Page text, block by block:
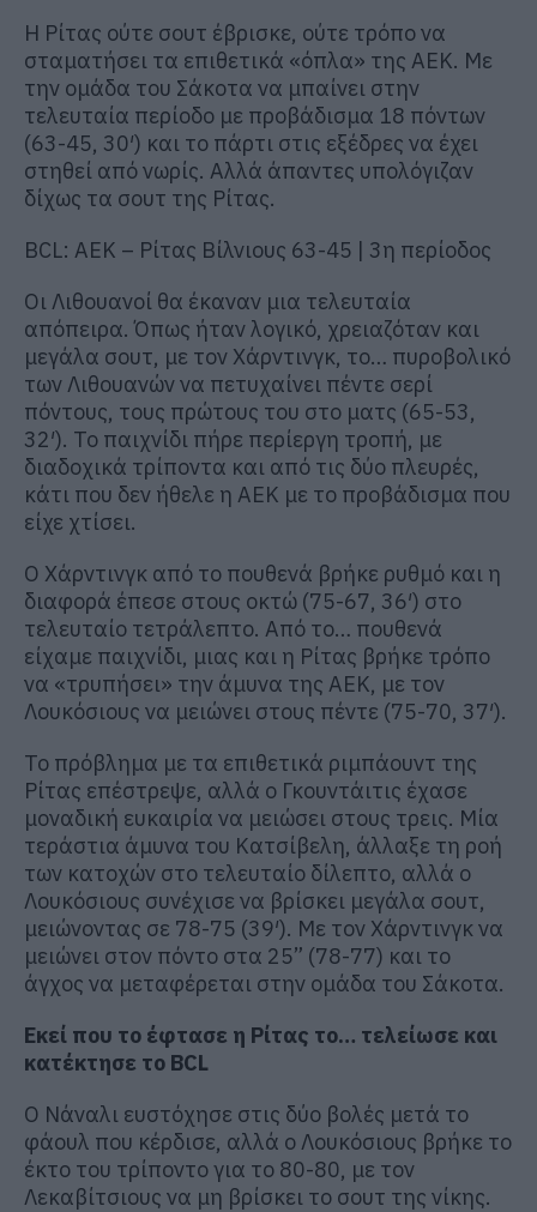
Η Ρίτας ούτε σουτ έβρισκε, ούτε τρόπο να
σταματήσει τα επιθετικά «όπλα» της ΑΕΚ. Με
την ομάδα του Σάκοτα να μπαίνει στην
τελευταία περίοδο με προβάδισμα 18 πόντων
(63-45, 30′) και το πάρτι στις εξέδρες να έχει
στηθεί από νωρίς. Αλλά άπαντες υπολόγιζαν
δίχως τα σουτ της Ρίτας.
BCL: ΑΕΚ – Ρίτας Βίλνιους 63-45 | 3η περίοδος
Οι Λιθουανοί θα έκαναν μια τελευταία
απόπειρα. Όπως ήταν λογικό, χρειαζόταν και
μεγάλα σουτ, με τον Χάρντινγκ, το… πυροβολικό
των Λιθουανών να πετυχαίνει πέντε σερί
πόντους, τους πρώτους του στο ματς (65-53,
32′). Το παιχνίδι πήρε περίεργη τροπή, με
διαδοχικά τρίποντα και από τις δύο πλευρές,
κάτι που δεν ήθελε η ΑΕΚ με το προβάδισμα που
είχε χτίσει.
Ο Χάρντινγκ από το πουθενά βρήκε ρυθμό και η
διαφορά έπεσε στους οκτώ (75-67, 36′) στο
τελευταίο τετράλεπτο. Από το… πουθενά
είχαμε παιχνίδι, μιας και η Ρίτας βρήκε τρόπο
να «τρυπήσει» την άμυνα της ΑΕΚ, με τον
Λουκόσιους να μειώνει στους πέντε (75-70, 37′).
Το πρόβλημα με τα επιθετικά ριμπάουντ της
Ρίτας επέστρεψε, αλλά ο Γκουντάιτις έχασε
μοναδική ευκαιρία να μειώσει στους τρεις. Μία
τεράστια άμυνα του Κατσίβελη, άλλαξε τη ροή
των κατοχών στο τελευταίο δίλεπτο, αλλά ο
Λουκόσιους συνέχισε να βρίσκει μεγάλα σουτ,
μειώνοντας σε 78-75 (39′). Με τον Χάρντινγκ να
μειώνει στον πόντο στα 25” (78-77) και το
άγχος να μεταφέρεται στην ομάδα του Σάκοτα.
Εκεί που το έφτασε η Ρίτας το… τελείωσε και
κατέκτησε το BCL
Ο Νάναλι ευστόχησε στις δύο βολές μετά το
φάουλ που κέρδισε, αλλά ο Λουκόσιους βρήκε το
έκτο του τρίποντο για το 80-80, με τον
Λεκαβίτσιους να μη βρίσκει το σουτ της νίκης.